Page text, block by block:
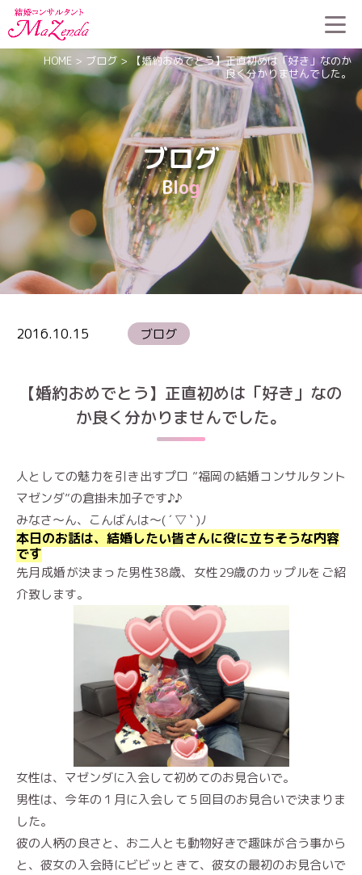
ブログ
Blog
HOME > ブログ >
【婚約おめでとう】正直初めは「好き」なのか
良く分かりませんでした。
2016.10.15 ブログ
【婚約おめでとう】正直初めは「好き」なの
か良く分かりませんでした。
人としての魅力を引き出すプロ ”福岡の結婚コンサルタント
マゼンダ”の倉掛未加子です♪♪
みなさ～ん、こんばんは～( ´ ▽ ` )ﾉ
本日のお話は、結婚したい皆さんに役に立ちそうな内容
です
先月成婚が決まった男性38歳、女性29歳のカップルをご紹
介致します。
女性は、マゼンダに入会して初めてのお見合いで。
男性は、今年の１月に入会して５回目のお見合いで決まりま
した。
彼の人柄の良さと、お二人とも動物好きで趣味が合う事から
と、彼女の入会時にビビッときて、彼女の最初のお見合いで